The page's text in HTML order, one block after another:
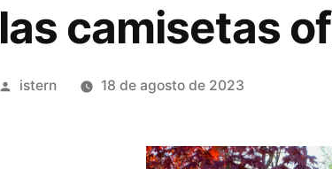
las camisetas
Publicado
istern 18 de agosto de 2023